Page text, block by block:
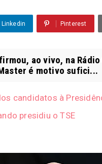
Linkedin Pinterest
ao vivo, na
é motivo sufici...
candidatos à
presidiu o TSE